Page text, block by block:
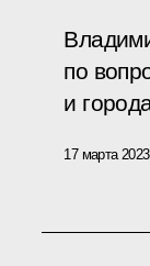
по
и
17 марта